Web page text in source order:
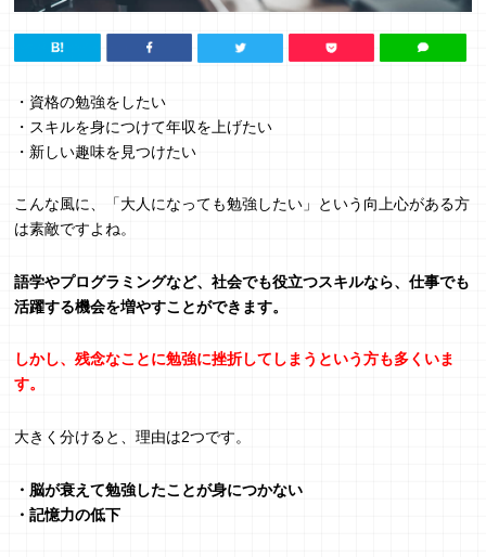
・資格の勉強をしたい
・スキルを身につけて年収を上げたい
・新しい趣味を見つけたい
こんな風に、「大人になっても勉強したい」という向上心がある方
は素敵ですよね。
語学やプログラミングなど、社会でも役立つスキルなら、仕事でも
活躍する機会を増やすことができます。
しかし、残念なことに勉強に挫折してしまうという方も多くいま
す。
大きく分けると、理由は2つです。
・脳が衰えて勉強したことが身につかない
・記憶力の低下